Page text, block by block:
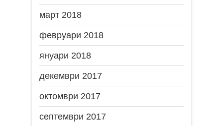
март 2018
февруари 2018
януари 2018
декември 2017
октомври 2017
септември 2017